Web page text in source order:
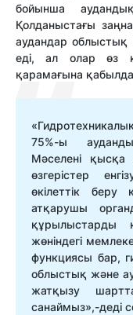
бойынша
Қолданыстағы
аудандар облыстық
еді, ал олар өз
қарамағына
75%-ы
Мәселені қысқа
өзгерістер
өкілеттік беру
атқарушы
құрылыстарды
жөніндегі
функциясы бар,
облыстық және
жатқызу
санаймыз»,-деді